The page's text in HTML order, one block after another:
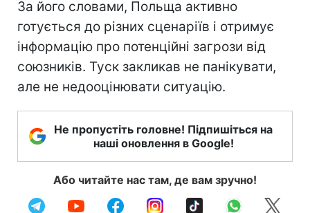
За його словами, Польща активно
готується до різних сценаріїв і отримує
інформацію про потенційні загрози від
союзників. Туск закликав не панікувати,
але не недооцінювати ситуацію.
Не пропустіть головне! Підпишіться на
наші оновлення в Google!
Або читайте нас там, де вам зручно!